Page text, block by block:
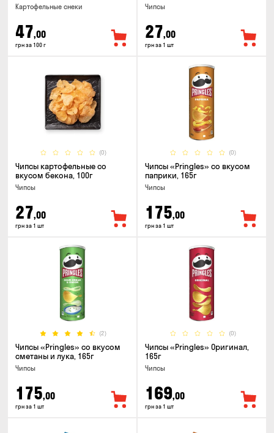
Картофельные снеки
47,00
грн за 100 г
Чипсы
27,00
грн за 1 шт
(0)
Чипсы картофельные со
вкусом бекона, 100г
Чипсы
27,00
грн за 1 шт
(0)
Чипсы «Pringles» со вкусом
паприки, 165г
Чипсы
175,00
грн за 1 шт
(2)
Чипсы «Pringles» со вкусом
сметаны и лука, 165г
Чипсы
175,00
грн за 1 шт
(0)
Чипсы «Pringles» Оригинал,
165г
Чипсы
169,00
грн за 1 шт